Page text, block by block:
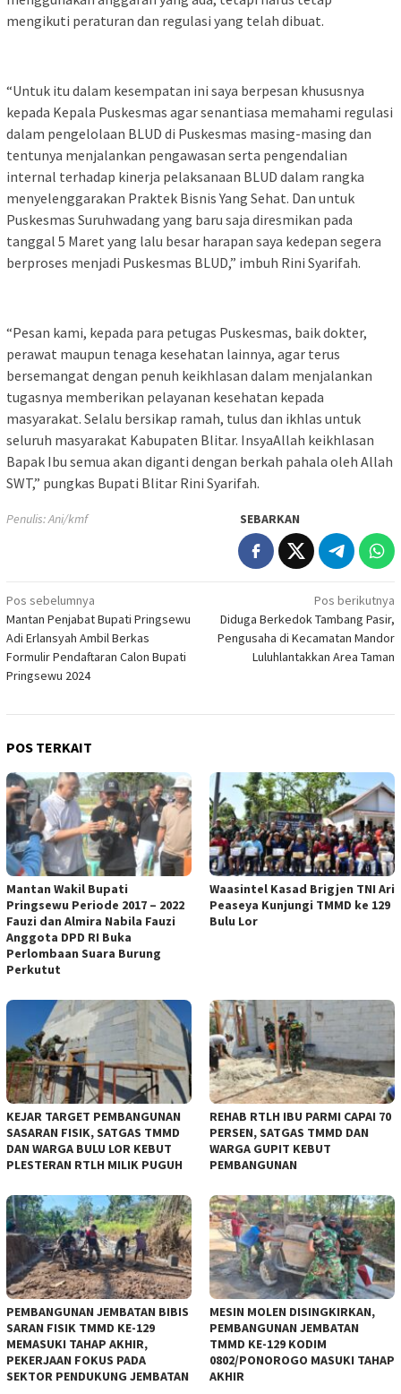
mengikuti peraturan dan regulasi yang telah dibuat.
“Untuk itu dalam kesempatan ini saya berpesan khususnya
kepada Kepala Puskesmas agar senantiasa memahami regulasi
dalam pengelolaan BLUD di Puskesmas masing-masing dan
tentunya menjalankan pengawasan serta pengendalian
internal terhadap kinerja pelaksanaan BLUD dalam rangka
menyelenggarakan Praktek Bisnis Yang Sehat. Dan untuk
Puskesmas Suruhwadang yang baru saja diresmikan pada
tanggal 5 Maret yang lalu besar harapan saya kedepan segera
berproses menjadi Puskesmas BLUD,” imbuh Rini Syarifah.
“Pesan kami, kepada para petugas Puskesmas, baik dokter,
perawat maupun tenaga kesehatan lainnya, agar terus
bersemangat dengan penuh keikhlasan dalam menjalankan
tugasnya memberikan pelayanan kesehatan kepada
masyarakat. Selalu bersikap ramah, tulus dan ikhlas untuk
seluruh masyarakat Kabupaten Blitar. InsyaAllah keikhlasan
Bapak Ibu semua akan diganti dengan berkah pahala oleh Allah
SWT,” pungkas Bupati Blitar Rini Syarifah.
Penulis: Ani/kmf SEBARKAN
Navigasi
pos
Pos sebelumnya
Mantan Penjabat Bupati Pringsewu
Adi Erlansyah Ambil Berkas
Formulir Pendaftaran Calon Bupati
Pringsewu 2024
Pos berikutnya
Diduga Berkedok Tambang Pasir,
Pengusaha di Kecamatan Mandor
Luluhlantakkan Area Taman
POS TERKAIT
Mantan Wakil Bupati
Pringsewu Periode 2017 – 2022
Fauzi dan Almira Nabila Fauzi
Anggota DPD RI Buka
Perlombaan Suara Burung
Perkutut
Waasintel Kasad Brigjen TNI Ari
Peaseya Kunjungi TMMD ke 129
Bulu Lor
KEJAR TARGET PEMBANGUNAN
SASARAN FISIK, SATGAS TMMD
DAN WARGA BULU LOR KEBUT
PLESTERAN RTLH MILIK PUGUH
REHAB RTLH IBU PARMI CAPAI 70
PERSEN, SATGAS TMMD DAN
WARGA GUPIT KEBUT
PEMBANGUNAN
PEMBANGUNAN JEMBATAN BIBIS
SARAN FISIK TMMD KE-129
MEMASUKI TAHAP AKHIR,
PEKERJAAN FOKUS PADA
SEKTOR PENDUKUNG JEMBATAN
MESIN MOLEN DISINGKIRKAN,
PEMBANGUNAN JEMBATAN
TMMD KE-129 KODIM
0802/PONOROGO MASUKI TAHAP
AKHIR